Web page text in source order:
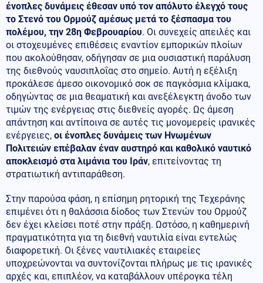
ένοπλες δυνάμεις έθεσαν υπό τον απόλυτο έλεγχό τους
το Στενό του Ορμούζ αμέσως μετά το ξέσπασμα του
πολέμου, την 28η Φεβρουαρίου. Οι συνεχείς απειλές και
οι στοχευμένες επιθέσεις εναντίον εμπορικών πλοίων
που ακολούθησαν, οδήγησαν σε μια ουσιαστική παράλυση
της διεθνούς ναυσιπλοΐας στο σημείο. Αυτή η εξέλιξη
προκάλεσε άμεσο οικονομικό σοκ σε παγκόσμια κλίμακα,
οδηγώντας σε μια θεαματική και ανεξέλεγκτη άνοδο των
τιμών της ενέργειας στις διεθνείς αγορές. Ως άμεση
απάντηση και αντίποινα σε αυτές τις μονομερείς ιρανικές
ενέργειες, οι ένοπλες δυνάμεις των Ηνωμένων
Πολιτειών επέβαλαν έναν αυστηρό και καθολικό ναυτικό
αποκλεισμό στα λιμάνια του Ιράν, επιτείνοντας τη
στρατιωτική αντιπαράθεση.
Στην παρούσα φάση, η επίσημη ρητορική της Τεχεράνης
επιμένει ότι η θαλάσσια δίοδος των Στενών του Ορμούζ
δεν έχει κλείσει ποτέ στην πράξη. Ωστόσο, η καθημερινή
πραγματικότητα για τη διεθνή ναυτιλία είναι εντελώς
διαφορετική. Οι ξένες ναυτιλιακές εταιρείες
υποχρεώνονται να συντονίζονται πλήρως με τις ιρανικές
αρχές και, επιπλέον, να καταβάλλουν υπέρογκα τέλη